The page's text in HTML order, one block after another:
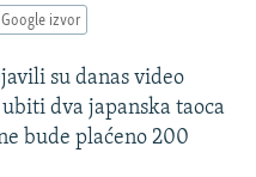
izvor
su danas video
dva japanska taoca
bude plaćeno 200